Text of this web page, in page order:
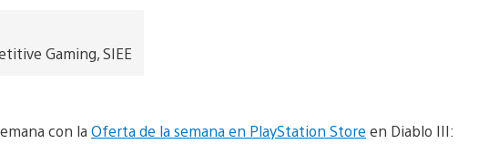
Gaming, SIEE
con la Oferta de la semana en PlayStation Store en Diablo III: